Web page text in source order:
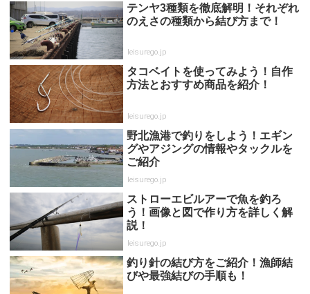
テンヤ3種類を徹底解明！それぞれ
のえさの種類から結び方まで！
leisurego.jp
タコベイトを使ってみよう！自作
方法とおすすめ商品を紹介！
leisurego.jp
野北漁港で釣りをしよう！エギン
グやアジングの情報やタックルを
ご紹介
leisurego.jp
ストローエビルアーで魚を釣ろ
う！画像と図で作り方を詳しく解
説！
leisurego.jp
釣り針の結び方をご紹介！漁師結
びや最強結びの手順も！